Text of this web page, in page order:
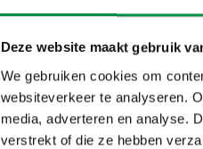
Deze website maakt gebruik
We gebruiken cookies om
websiteverkeer te analyseren.
media, adverteren en analyse.
verstrekt of die ze hebben
variëren van een
In de methode wordt
betrokkenen, als naar
gekeken naar de